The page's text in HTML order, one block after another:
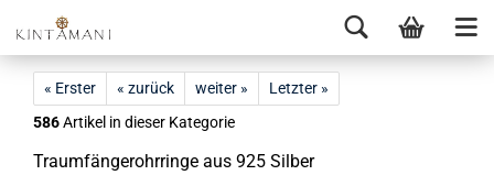
« Erster « zurück weiter »
Letzter »
586Artikel in dieser Kategorie
Traum­fän­ge­rohr­rin­ge aus 925 Sil­ber